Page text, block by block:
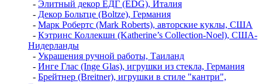
- Элитный декор ЕДГ (EDG), Италия
- Декор Больтце (Boltze), Германия
- Марк Робертс (Mark Roberts), авторские куклы, США
- Кэтринс Коллекшн (Katherine’s Collection-Noel), США-
Нидерланды
- Украшения ручной работы, Таиланд
- Инге Глас (Inge Glas), игрушки из стекла, Германия
- Брейтнер (Breitner), игрушки в стиле "кантри",